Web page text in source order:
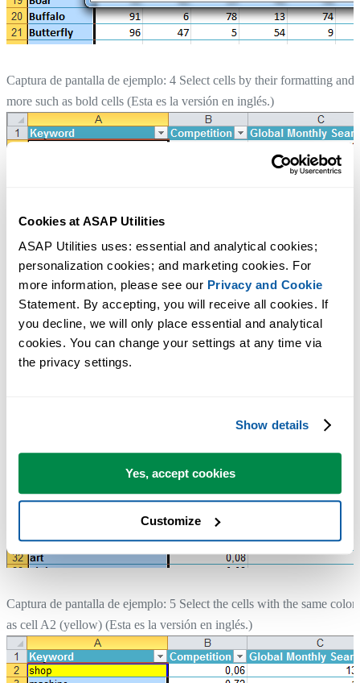
Cookies at ASAP Utilities
ASAP Utilities uses: essential and analytical cookies;
personalization cookies; and marketing cookies. For
more information, please see our Privacy and Cookie
Statement. By accepting, you will receive all cookies. If
you decline, we will only place essential and analytical
cookies. You can change your settings at any time via
the privacy settings.
Show details
Yes, accept cookies
Customize
Captura de pantalla de ejemplo: 4 Select cells by their formatting and
more such as bold cells (Esta es la versión en inglés.)
Captura de pantalla de ejemplo: 5 Select the cells with the same color
as cell A2 (yellow) (Esta es la versión en inglés.)